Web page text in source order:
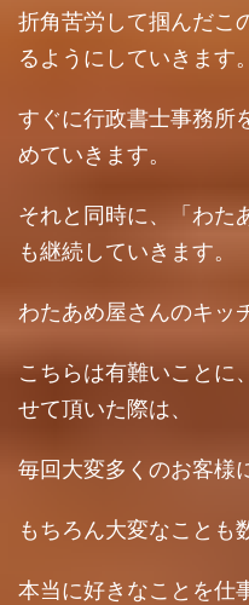
折角苦労して掴んだこ
るようにしていきます。
すぐに行政書士事務所
めていきます。
それと同時に、「わた
も継続していきます。
わたあめ屋さんのキッ
こちらは有難いことに
せて頂いた際は、
毎回大変多くのお客様
もちろん大変なことも
本当に好きなことを仕